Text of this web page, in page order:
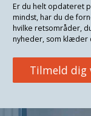
Er du helt opdateret
mindst, har du de
hvilke retsområder,
nyheder, som klæder
Tilmeld dig